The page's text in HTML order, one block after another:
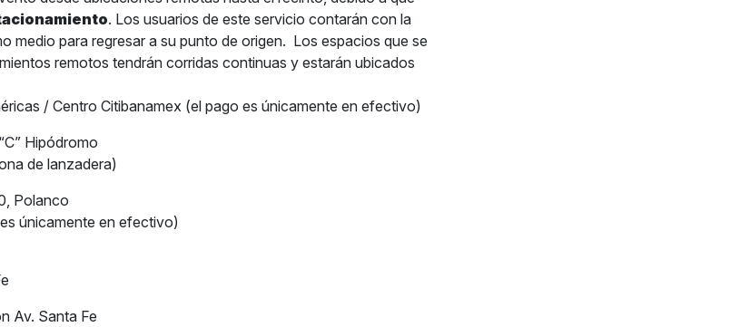
. Los usuarios de este servicio contarán con la
medio para regresar a su punto de origen. Los espacios que se
remotos tendrán corridas continuas y estarán ubicados
/ Centro Citibanamex (el pago es únicamente en efectivo)
Hipódromo
de lanzadera)
Polanco
únicamente en efectivo)
Av. Santa Fe